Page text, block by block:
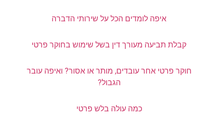
איפה לומדים הכל על שירותי הדברה
קבלת תביעה מעורך דין בשל שימוש בחוקר פרטי
חוקר פרטי אחר עובדים, מותר או אסור? ואיפה עובר
הגבול?
כמה עולה בלש פרטי